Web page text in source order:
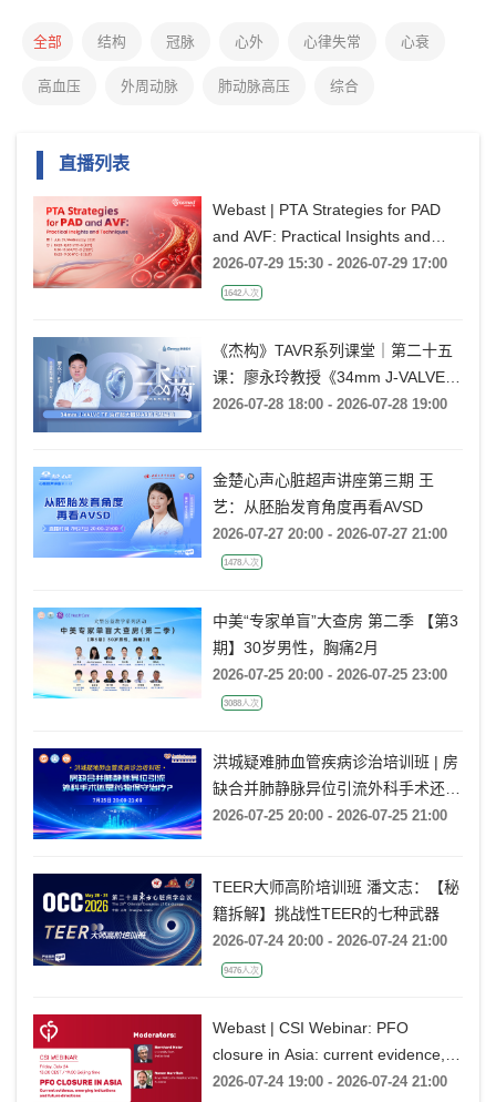
全部 结构 冠脉 心外 心律失常 心衰
高血压 外周动脉 肺动脉高压 综合
直播列表
Webast | PTA Strategies for PAD
and AVF: Practical Insights and
Techniques
2026-07-29 15:30 - 2026-07-29 17:00
1642人次
《杰构》TAVR系列课堂｜第二十五
课：廖永玲教授《34mm J-VALVE
TF 治疗超大瓣环AR的实战经验》
2026-07-28 18:00 - 2026-07-28 19:00
金楚心声心脏超声讲座第三期 王
艺：从胚胎发育角度再看AVSD
2026-07-27 20:00 - 2026-07-27 21:00
1478人次
中美“专家单盲”大查房 第二季 【第3
期】30岁男性，胸痛2月
2026-07-25 20:00 - 2026-07-25 23:00
3088人次
洪城疑难肺血管疾病诊治培训班 | 房
缺合并肺静脉异位引流外科手术还是
药物保守治疗?
2026-07-25 20:00 - 2026-07-25 21:00
TEER大师高阶培训班 潘文志：【秘
籍拆解】挑战性TEER的七种武器
2026-07-24 20:00 - 2026-07-24 21:00
9476人次
Webast | CSI Webinar: PFO
closure in Asia: current evidence,
emerging indications and future
2026-07-24 19:00 - 2026-07-24 21:00